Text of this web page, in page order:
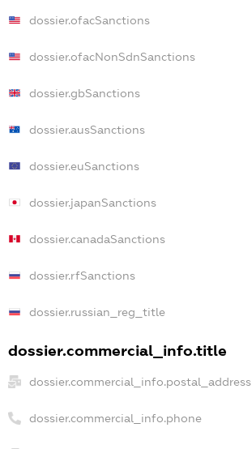
dossier.ofacSanctions
dossier.ofacNonSdnSanctions
dossier.gbSanctions
dossier.ausSanctions
dossier.euSanctions
dossier.japanSanctions
dossier.canadaSanctions
dossier.rfSanctions
dossier.russian_reg_title
dossier.commercial_info.title
dossier.commercial_info.postal_address
dossier.commercial_info.phone